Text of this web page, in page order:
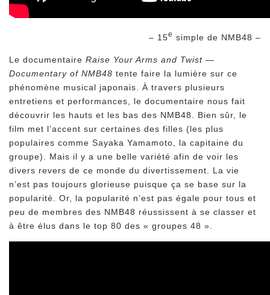
– 15e simple de NMB48 –
Le documentaire Raise Your Arms and Twist —
Documentary of NMB48 tente faire la lumière sur ce
phénomène musical japonais. À travers plusieurs
entretiens et performances, le documentaire nous fait
découvrir les hauts et les bas des NMB48. Bien sûr, le
film met l’accent sur certaines des filles (les plus
populaires comme Sayaka Yamamoto, la capitaine du
groupe). Mais il y a une belle variété afin de voir les
divers revers de ce monde du divertissement. La vie
n’est pas toujours glorieuse puisque ça se base sur la
popularité. Or, la popularité n’est pas égale pour tous et
peu de membres des NMB48 réussissent à se classer et
à être élus dans le top 80 des « groupes 48 ».